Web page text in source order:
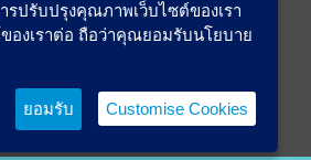
ปรับปรุงคุณภาพเว็บไซต์ของเรา
องเราต่อ ถือว่าคุณยอมรับนโยบาย
ยอมรับ Customise Cookies